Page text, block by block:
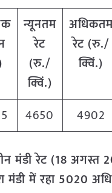
न्यूनतम
रेट
(रु./
क्विं.)
रेट (रु./
क्विं.)
4650 4902
मंडी रेट (18 अगस्त
मंडी में रहा 5020